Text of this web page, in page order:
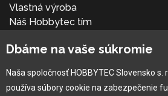
Vlastná výroba
Náš Hobbytec tím
Naša história
Dbáme na vaše súkromie
Naša spoločnosť HOBBYTEC Slovensko s.
používa súbory cookie na zabezpečenie